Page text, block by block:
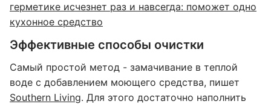
герметике исчезнет раз и навсегда: поможет одно
кухонное средство
Эффективные способы очистки
Самый простой метод - замачивание в теплой
воде с добавлением моющего средства, пишет
Southern Living. Для этого достаточно наполнить